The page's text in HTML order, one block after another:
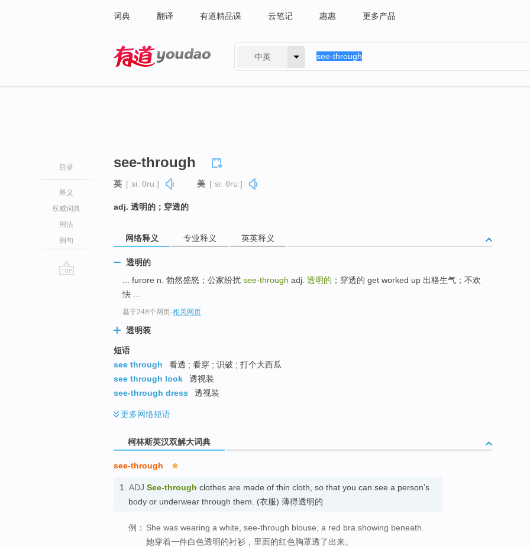
词典 翻译 有道精品课 云笔记 惠惠 更多产品
中英
目录
释义
权威词典
用法
例句
see-through
英 [ˈsiː θruː] 美 [ˈsiː θruː]
adj. 透明的；穿透的
网络释义 专业释义 英英释义
透明的
... furore n. 勃然盛怒；公家纷扰 see-through adj. 透明的 ；穿透的 get worked up 出格生气；不欢
快 ...
基于248个网页-相关网页
透明装
短语
see through
看透 ; 看穿 ; 识破 ; 打个大西瓜
see through look
透视装
see-through dress
透视装
更多网络短语
柯林斯英汉双解大词典
see-through
1. ADJ See-through clothes are made of thin cloth, so that you can see a person's
body or underwear through them. (衣服) 薄得透明的
例： She was wearing a white, see-through blouse, a red bra showing beneath.
她穿着一件白色透明的衬衫，里面的红色胸罩透了出来。